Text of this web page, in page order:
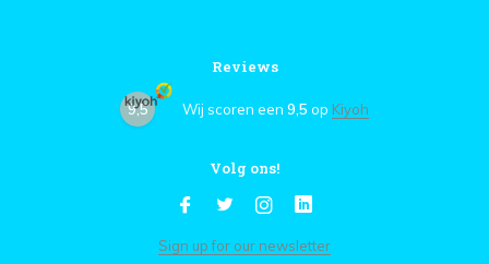
Reviews
9,5 Wij scoren een 9,5 op Kiyoh
Volg ons!
Sign up for our newsletter